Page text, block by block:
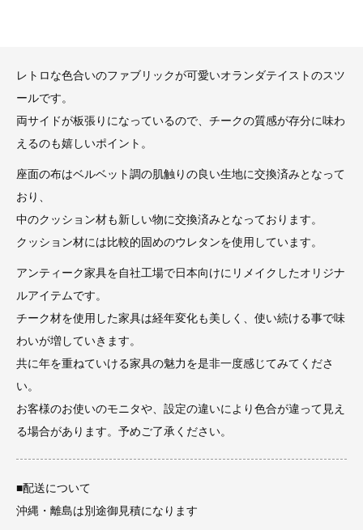
レトロな色合いのファブリックが可愛いオランダテイストのスツ
ールです。
両サイドが板張りになっているので、チークの質感が存分に味わ
えるのも嬉しいポイント。
座面の布はベルベット調の肌触りの良い生地に交換済みとなって
おり、
中のクッション材も新しい物に交換済みとなっております。
クッション材には比較的固めのウレタンを使用しています。
アンティーク家具を自社工場で日本向けにリメイクしたオリジナ
ルアイテムです。
チーク材を使用した家具は経年変化も美しく、使い続ける事で味
わいが増していきます。
共に年を重ねていける家具の魅力を是非一度感じてみてくださ
い。
お客様のお使いのモニタや、設定の違いにより色合が違って見え
る場合があります。予めご了承ください。
■配送について
沖縄・離島は別途御見積になります